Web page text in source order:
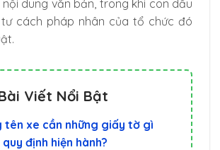
nội dung văn bản, trong khi con dấu
cách pháp nhân của tổ chức đó
Viết Nổi Bật
tên xe cần những giấy tờ gì
định hiện hành?